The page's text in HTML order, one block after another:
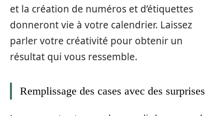
et la création de numéros et d’étiquettes
donneront vie à votre calendrier. Laissez
parler votre créativité pour obtenir un
résultat qui vous ressemble.
Remplissage des cases avec des surprises